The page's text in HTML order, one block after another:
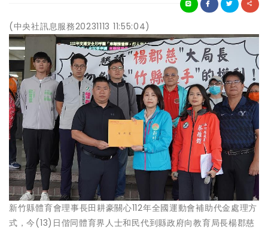
(中央社訊息服務20231113 11:55:04)
新竹縣體育會理事長田耕豪關心112年全國運動會補助代金處理方
式，今(13)日偕同體育界人士和民代到縣政府向教育局長楊郡慈